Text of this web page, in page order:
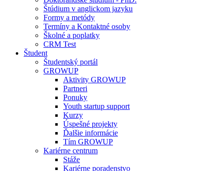
Štúdium v anglickom jazyku
Formy a metódy
Termíny a Kontaktné osoby
Školné a poplatky
CRM Test
Študent
Študentský portál
GROWUP
Aktivity GROWUP
Partneri
Ponuky
Youth startup support
Kurzy
Úspešné projekty
Ďalšie informácie
Tím GROWUP
Kariérne centrum
Stáže
Kariérne poradenstvo